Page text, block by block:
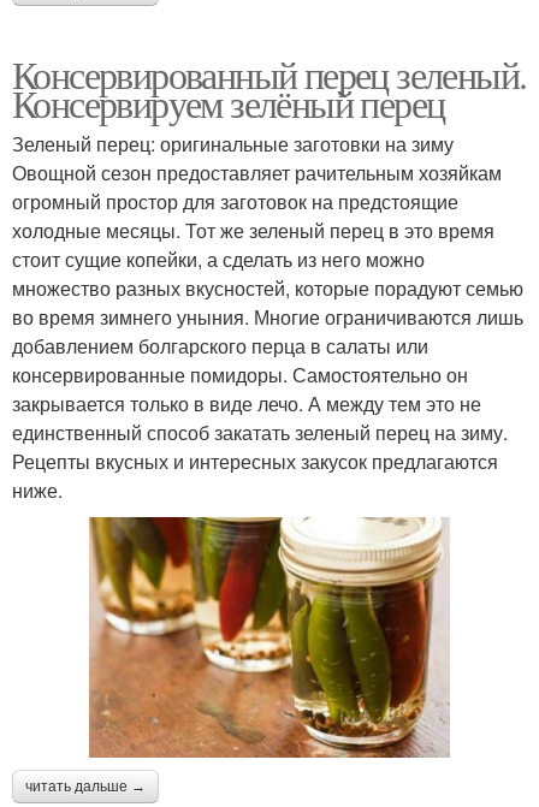
Консервированный перец зеленый.
Консервируем зелёный перец
Зеленый перец: оригинальные заготовки на зиму
Овощной сезон предоставляет рачительным хозяйкам
огромный простор для заготовок на предстоящие
холодные месяцы. Тот же зеленый перец в это время
стоит сущие копейки, а сделать из него можно
множество разных вкусностей, которые порадуют семью
во время зимнего уныния. Многие ограничиваются лишь
добавлением болгарского перца в салаты или
консервированные помидоры. Самостоятельно он
закрывается только в виде лечо. А между тем это не
единственный способ закатать зеленый перец на зиму.
Рецепты вкусных и интересных закусок предлагаются
ниже.
читать дальше →